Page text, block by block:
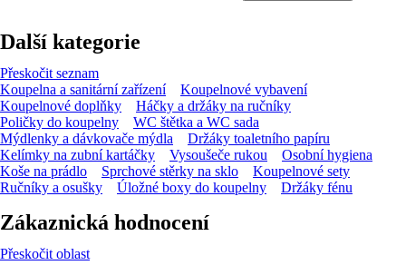
Další kategorie
Přeskočit seznam
Koupelna a sanitární zařízení
Koupelnové vybavení
Koupelnové doplňky
Háčky a držáky na ručníky
Poličky do koupelny
WC štětka a WC sada
Mýdlenky a dávkovače mýdla
Držáky toaletního papíru
Kelímky na zubní kartáčky
Vysoušeče rukou
Osobní hygiena
Koše na prádlo
Sprchové stěrky na sklo
Koupelnové sety
Ručníky a osušky
Úložné boxy do koupelny Držáky fénu
Zákaznická hodnocení
Přeskočit oblast